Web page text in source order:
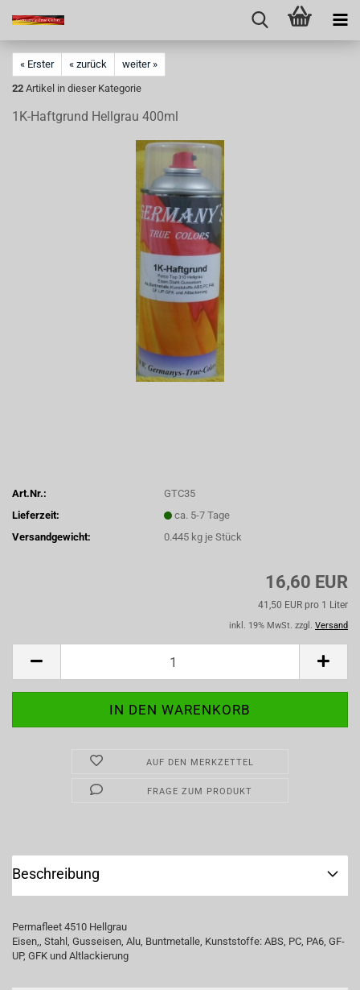
« Erster « zurück
weiter »
22 Artikel in dieser Kategorie
1K-Haftgrund Hellgrau 400ml
Art.Nr.:
GTC35
Lieferzeit:
ca. 5-7 Tage
Versandgewicht:
0.445 kg je Stück
16,60 EUR
41,50 EUR pro 1 Liter
inkl. 19% MwSt. zzgl. Versand
AUF DEN MERKZETTEL
FRAGE ZUM PRODUKT
Beschreibung
Permafleet 4510 Hellgrau
Eisen,, Stahl, Gusseisen, Alu, Buntmetalle, Kunststoffe: ABS, PC, PA6, GF-
UP, GFK und Altlackierung